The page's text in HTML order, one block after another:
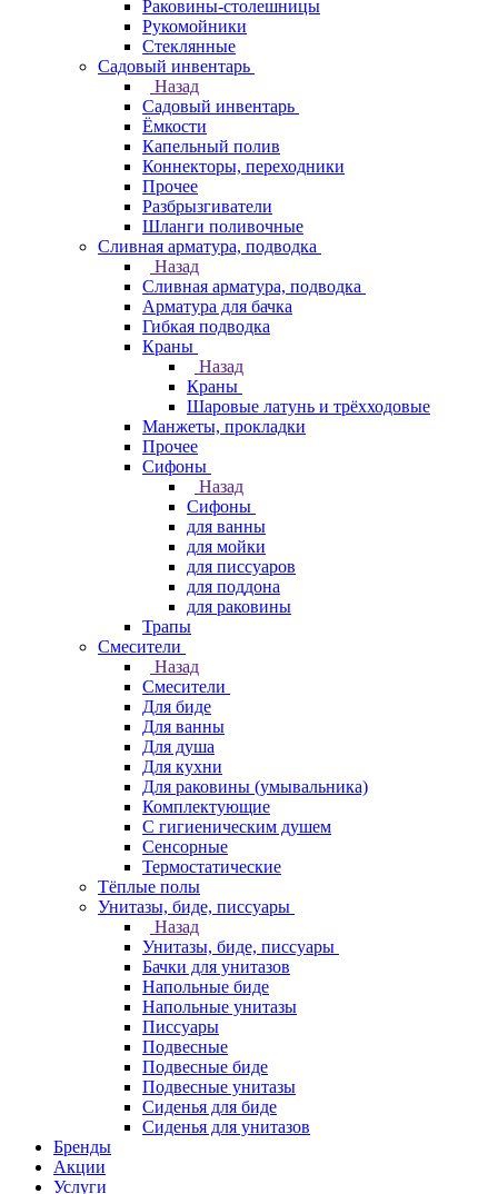
Раковины-столешницы
Рукомойники
Стеклянные
Садовый инвентарь
Назад
Садовый инвентарь
Ёмкости
Капельный полив
Коннекторы, переходники
Прочее
Разбрызгиватели
Шланги поливочные
Сливная арматура, подводка
Назад
Сливная арматура, подводка
Арматура для бачка
Гибкая подводка
Краны
Назад
Краны
Шаровые латунь и трёхходовые
Манжеты, прокладки
Прочее
Сифоны
Назад
Сифоны
для ванны
для мойки
для писсуаров
для поддона
для раковины
Трапы
Смесители
Назад
Смесители
Для биде
Для ванны
Для душа
Для кухни
Для раковины (умывальника)
Комплектующие
С гигиеническим душем
Сенсорные
Термостатические
Тёплые полы
Унитазы, биде, писсуары
Назад
Унитазы, биде, писсуары
Бачки для унитазов
Напольные биде
Напольные унитазы
Писсуары
Подвесные
Подвесные биде
Подвесные унитазы
Сиденья для биде
Сиденья для унитазов
Бренды
Акции
Услуги